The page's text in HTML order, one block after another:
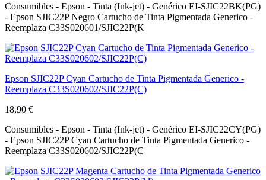
Consumibles - Epson - Tinta (Ink-jet) - Genérico EI-SJIC22BK(PG)
- Epson SJIC22P Negro Cartucho de Tinta Pigmentada Generico -
Reemplaza C33S020601/SJIC22P(K
Epson SJIC22P Cyan Cartucho de Tinta Pigmentada Generico -
Reemplaza C33S020602/SJIC22P(C)
18,90 €
Consumibles - Epson - Tinta (Ink-jet) - Genérico EI-SJIC22CY(PG)
- Epson SJIC22P Cyan Cartucho de Tinta Pigmentada Generico -
Reemplaza C33S020602/SJIC22P(C